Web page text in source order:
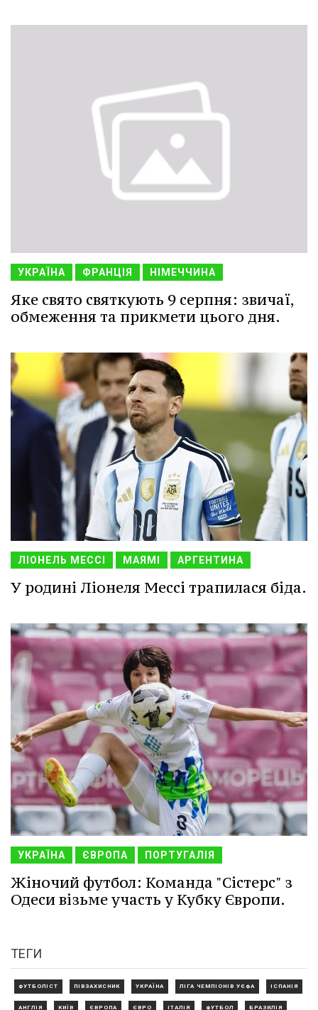
УКРАЇНА ФРАНЦІЯ НІМЕЧЧИНА
Яке свято святкують 9 серпня: звичаї,
обмеження та прикмети цього дня.
ЛІОНЕЛЬ МЕССІ МАЯМІ АРГЕНТИНА
У родині Ліонеля Мессі трапилася біда.
УКРАЇНА ЄВРОПА ПОРТУГАЛІЯ
Жіночий футбол: Команда "Сістерс" з
Одеси візьме участь у Кубку Європи.
ТЕГИ
ФУТБОЛІСТ ПІВЗАХИСНИК УКРАЇНА ЛІГА ЧЕМПІОНІВ УЄФА ІСПАНІЯ
АНГЛІЯ КИЇВ ЄВРОПА ЄВРО ІТАЛІЯ ФУТБОЛ БРАЗИЛІЯ